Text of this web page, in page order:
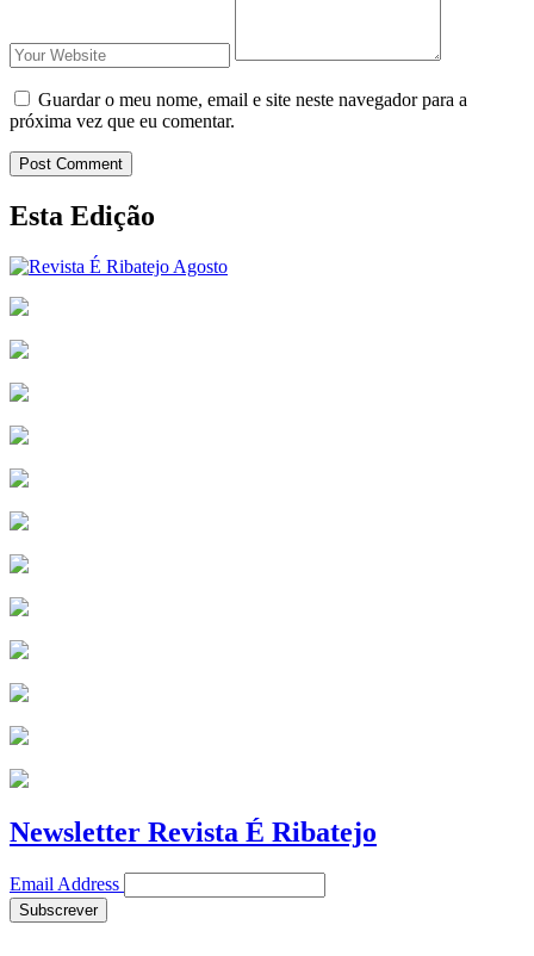
Guardar o meu nome, email e site neste navegador para a
próxima vez que eu comentar.
Post Comment
Esta Edição
Newsletter Revista É Ribatejo
Email Address